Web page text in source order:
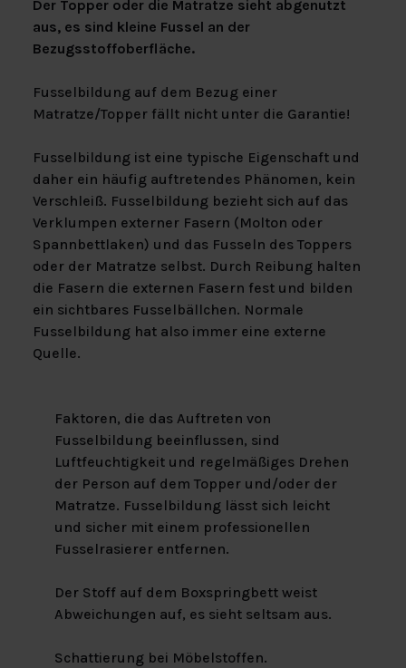
Der Topper oder die Matratze sieht abgenutzt
aus, es sind kleine Fussel an der
Bezugsstoffoberfläche.
Fusselbildung auf dem Bezug einer
Matratze/Topper fällt nicht unter die Garantie!
Fusselbildung ist eine typische Eigenschaft und
daher ein häufig auftretendes Phänomen, kein
Verschleiß. Fusselbildung bezieht sich auf das
Verklumpen externer Fasern (Molton oder
Spannbettlaken) und das Fusseln des Toppers
oder der Matratze selbst. Durch Reibung halten
die Fasern die externen Fasern fest und bilden
ein sichtbares Fusselbällchen. Normale
Fusselbildung hat also immer eine externe
Quelle.
Faktoren, die das Auftreten von
Fusselbildung beeinflussen, sind
Luftfeuchtigkeit und regelmäßiges Drehen
der Person auf dem Topper und/oder der
Matratze. Fusselbildung lässt sich leicht
und sicher mit einem professionellen
Fusselrasierer entfernen.
Der Stoff auf dem Boxspringbett weist
Abweichungen auf, es sieht seltsam aus.
Schattierung bei Möbelstoffen.